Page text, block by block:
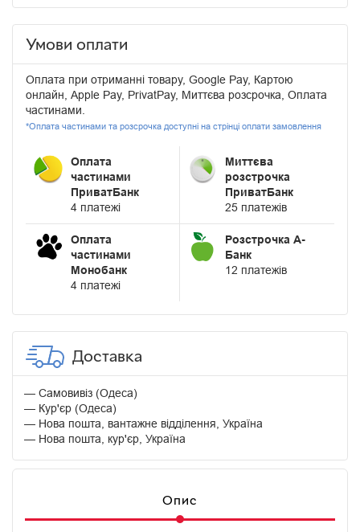
Умови оплати
Оплата при отриманні товару, Google Pay, Картою
онлайн, Apple Pay, PrivatPay, Миттєва розсрочка, Оплата
частинами.
*Оплата частинами та розсрочка доступні на стрінці оплати замовлення
Оплата
частинами
ПриватБанк
4 платежі
Миттєва
розстрочка
ПриватБанк
25 платежів
Оплата
частинами
Монобанк
4 платежі
Розстрочка А-
Банк
12 платежів
Доставка
Самовивіз (Одеса)
Кур'єр (Одеса)
Нова пошта, вантажне відділення, Україна
Нова пошта, кур'єр, Україна
Опис